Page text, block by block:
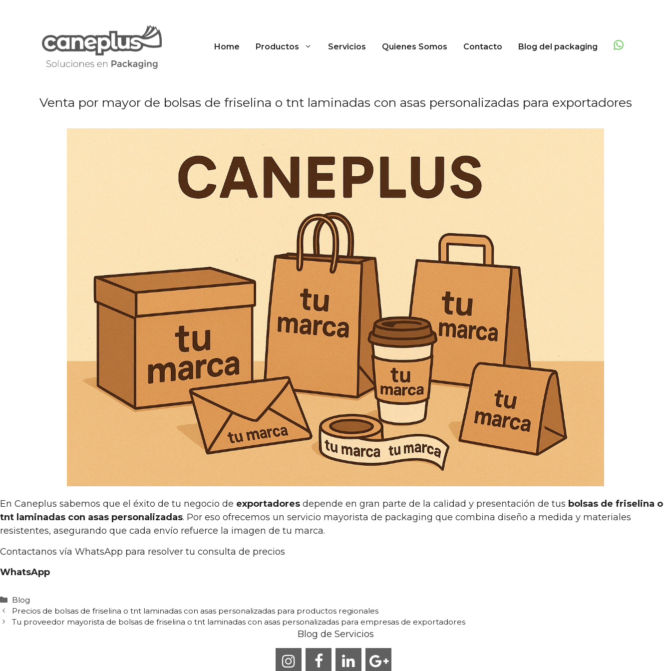
Home Productos Servicios Quienes Somos Contacto Blog del packaging
Venta por mayor de bolsas de friselina o tnt laminadas con asas personalizadas para exportadores
En Caneplus sabemos que el éxito de tu negocio de exportadores depende en gran parte de la calidad y presentación de tus bolsas de friselina o
tnt laminadas con asas personalizadas. Por eso ofrecemos un servicio mayorista de packaging que combina diseño a medida y materiales
resistentes, asegurando que cada envío refuerce la imagen de tu marca.
Contactanos vía WhatsApp para resolver tu consulta de precios
WhatsApp
Categorías
Blog
Precios de bolsas de friselina o tnt laminadas con asas personalizadas para productos regionales
Tu proveedor mayorista de bolsas de friselina o tnt laminadas con asas personalizadas para empresas de exportadores
Blog de Servicios